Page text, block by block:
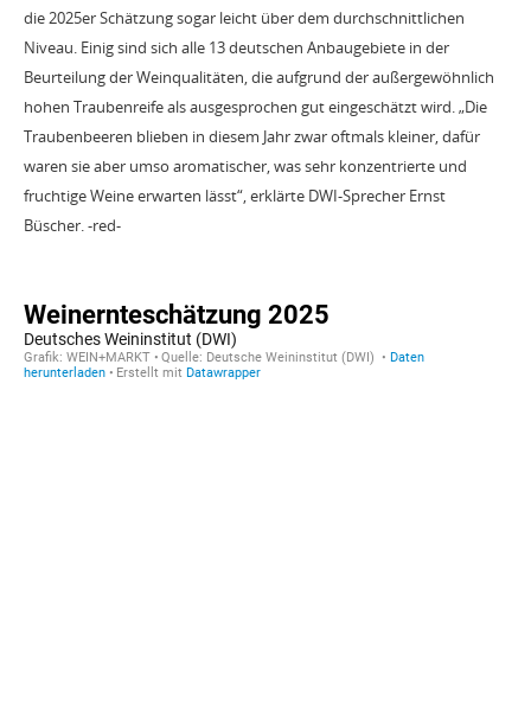
die 2025er Schätzung sogar leicht über dem durchschnittlichen
Niveau. Einig sind sich alle 13 deutschen Anbaugebiete in der
Beurteilung der Weinqualitäten, die aufgrund der außergewöhnlich
hohen Traubenreife als ausgesprochen gut eingeschätzt wird. „Die
Traubenbeeren blieben in diesem Jahr zwar oftmals kleiner, dafür
waren sie aber umso aromatischer, was sehr konzentrierte und
fruchtige Weine erwarten lässt“, erklärte DWI-Sprecher Ernst
Büscher. -red-